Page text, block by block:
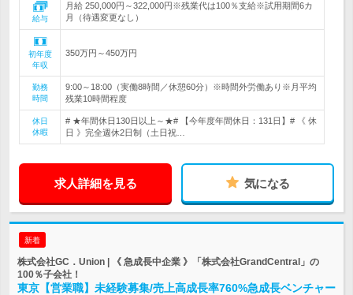
給与
月給 250,000円～322,000円※残業代は100％支給※試用期間6カ
月（待遇変更なし）
初年度
年収
350万円～450万円
勤務
時間
9:00～18:00（実働8時間／休憩60分）※時間外労働あり※月平均
残業10時間程度
休日
休暇
# ★年間休日130日以上～★# 【今年度年間休日：131日】# 《 休
日 》完全週休2日制（土日祝…
求人詳細を見る 気になる
新着
株式会社GC．Union | 《 急成長中企業 》「株式会社GrandCentral」の
100％子会社！
東京【営業職】未経験募集/売上高成長率760%急成長ベンチャー